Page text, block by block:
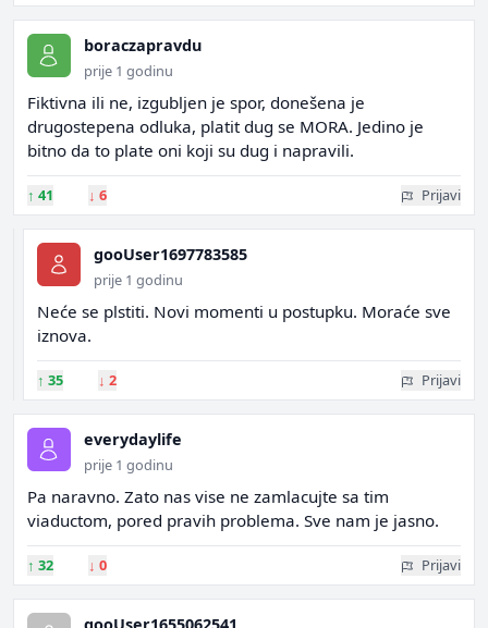
boraczapravdu
prije 1 godinu
Fiktivna ili ne, izgubljen je spor, donešena je
drugostepena odluka, platit dug se MORA. Jedino je
bitno da to plate oni koji su dug i napravili.
↑ 41 ↓ 6 Prijavi
gooUser1697783585
prije 1 godinu
Neće se plstiti. Novi momenti u postupku. Moraće sve
iznova.
↑ 35 ↓ 2 Prijavi
everydaylife
prije 1 godinu
Pa naravno. Zato nas vise ne zamlacujte sa tim
viaductom, pored pravih problema. Sve nam je jasno.
↑ 32 ↓ 0 Prijavi